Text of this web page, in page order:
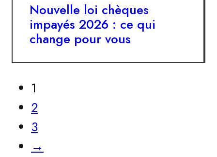
Nouvelle loi chèques
impayés 2026 : ce qui
change pour vous
1
2
3
→